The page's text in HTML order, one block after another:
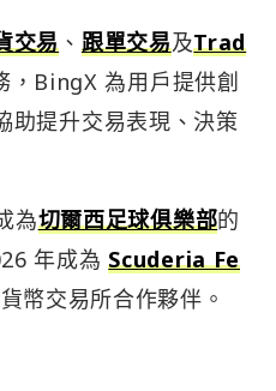
交易 、 跟單交易及Trad
，BingX 為用戶提供創
助提升交易表現、決策
為切爾西足球俱樂部的
年成為Scuderia Fe
幣交易所合作夥伴。